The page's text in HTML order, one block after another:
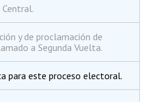
y de proclamación de
a Segunda Vuelta.
para este proceso electoral.